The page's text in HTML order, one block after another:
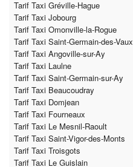
Tarif Taxi Gréville-Hague
Tarif Taxi Jobourg
Tarif Taxi Omonville-la-Rogue
Tarif Taxi Saint-Germain-des-Vaux
Tarif Taxi Angoville-sur-Ay
Tarif Taxi Laulne
Tarif Taxi Saint-Germain-sur-Ay
Tarif Taxi Beaucoudray
Tarif Taxi Domjean
Tarif Taxi Fourneaux
Tarif Taxi Le Mesnil-Raoult
Tarif Taxi Saint-Vigor-des-Monts
Tarif Taxi Troisgots
Tarif Taxi Le Guislain